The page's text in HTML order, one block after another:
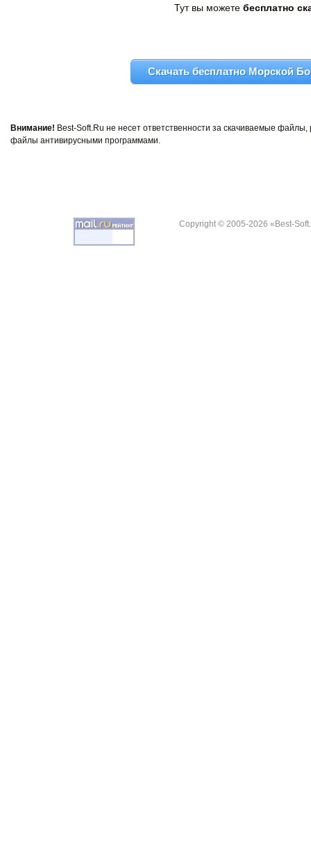
Тут вы можете бесплатно
Скачать бесплатно Морской
Внимание! Best-Soft.Ru не несет ответственности за скачиваемые
файлы антивирусными программами.
Copyright © 2005-2026 «Best-